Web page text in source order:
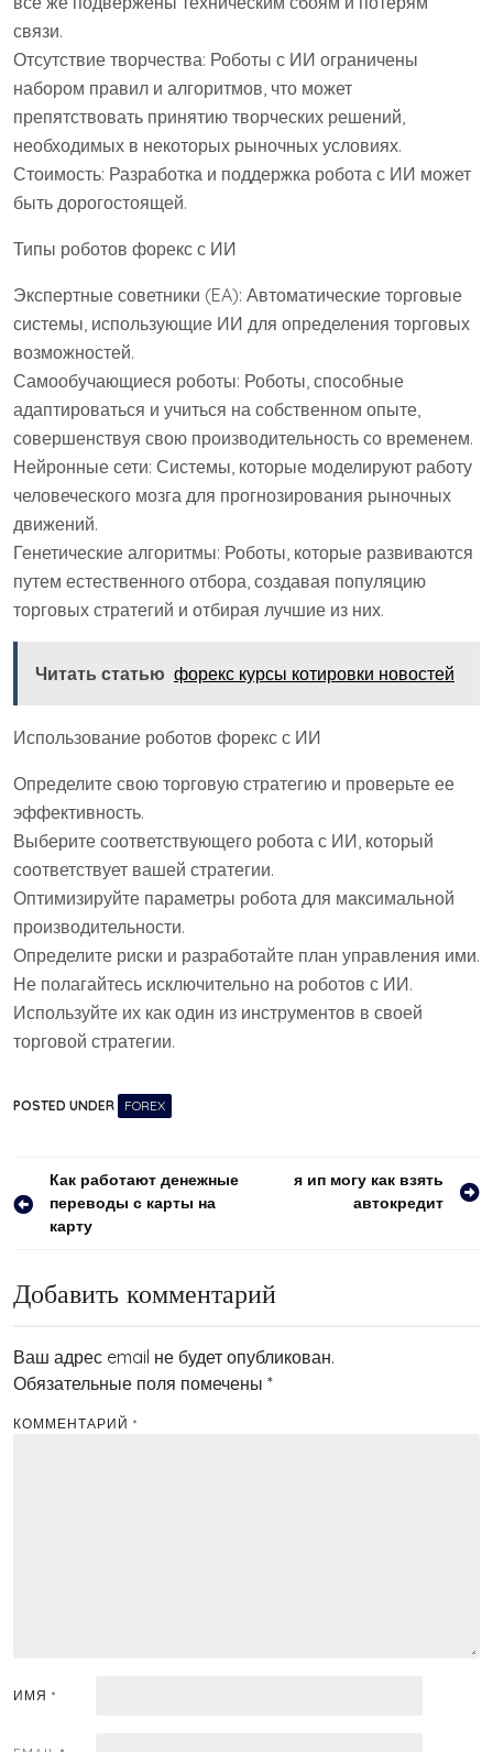
связи.
Отсутствие творчества: Роботы с ИИ ограничены
набором правил и алгоритмов, что может
препятствовать принятию творческих решений,
необходимых в некоторых рыночных условиях.
Стоимость: Разработка и поддержка робота с ИИ может
быть дорогостоящей.
Типы роботов форекс с ИИ
Экспертные советники (EA): Автоматические торговые
системы, использующие ИИ для определения торговых
возможностей.
Самообучающиеся роботы: Роботы, способные
адаптироваться и учиться на собственном опыте,
совершенствуя свою производительность со временем.
Нейронные сети: Системы, которые моделируют работу
человеческого мозга для прогнозирования рыночных
движений.
Генетические алгоритмы: Роботы, которые развиваются
путем естественного отбора, создавая популяцию
торговых стратегий и отбирая лучшие из них.
Читать статью форекс курсы котировки новостей
Использование роботов форекс с ИИ
Определите свою торговую стратегию и проверьте ее
эффективность.
Выберите соответствующего робота с ИИ, который
соответствует вашей стратегии.
Оптимизируйте параметры робота для максимальной
производительности.
Определите риски и разработайте план управления ими.
Не полагайтесь исключительно на роботов с ИИ.
Используйте их как один из инструментов в своей
торговой стратегии.
POSTED UNDER FOREX
Навигация
по
Как работают денежные
переводы с карты на
карту
я ип могу как взять
автокредит
Добавить комментарий
Ваш адрес email не будет опубликован.
Обязательные поля помечены *
КОММЕНТАРИЙ *
ИМЯ *